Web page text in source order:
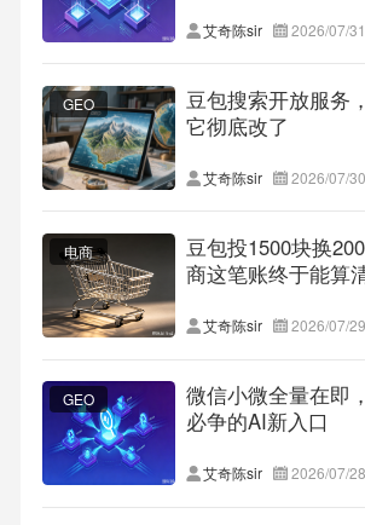
艾奇陈sir 2026/07/31
GEO
豆包搜索开放服务
它彻底改了
艾奇陈sir 2026/07/30
电商
豆包投1500块换
商这笔账终于能算
艾奇陈sir 2026/07/29
GEO
微信小微全量在即
必争的AI新入口
艾奇陈sir 2026/07/28